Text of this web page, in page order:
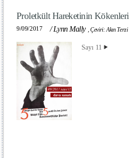
Proletkült Hareketinin Kökenleri
9/09/2017 /Lynn Mally ,Çeviri: Akın Terzi
Sayı 11